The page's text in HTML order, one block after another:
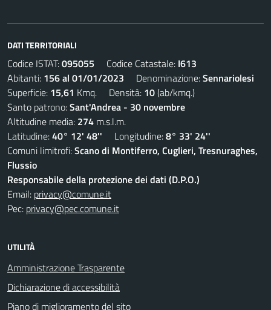
DATI TERRITORIALI
Codice ISTAT:095055 Codice Catastale: I613
Abitanti: 156 al 01/01/2023 Denominazione:Sennariolesi
Superficie: 15,61 Kmq. Densità: 10(ab/kmq.)
Santo patrono:Sant'Andrea - 30 novembre
Altitudine media: 274 m.s.l.m.
Latitudine:40° 12' 48'' Longitudine:8° 33' 24''
Comuni limitrofi:Scano di Montiferro, Cuglieri, Tresnuraghes,
Flussio
Responsabile della protezione dei dati (D.P.O.)
Email: privacy@comune.it
Pec: privacy@pec.comune.it
UTILITÀ
Amministrazione Trasparente
Dichiarazione di accessibilità
Piano di miglioramento del sito